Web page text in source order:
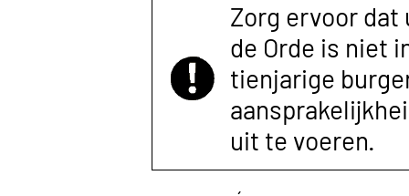
Zorg ervoor
de Orde is niet
tienjarige
uit te voeren.